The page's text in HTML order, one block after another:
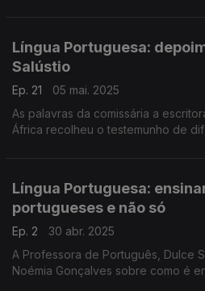
Língua Portuguesa:
Salústio
Ep. 21
05 mai. 2025
As palavras da comissária a
África recolheu o testemunho de
Língua Portuguesa:
portugueses e não só
Ep. 2
30 abr. 2025
A Professora de Português, Dulce
Noémia Gonçalves sobre como é